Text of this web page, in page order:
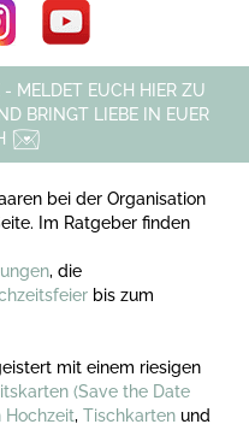
MELDET EUCH HIER ZU
BRINGT LIEBE IN EUER
bei der Organisation
Im Ratgeber finden
, die
bis zum
mit einem riesigen
(Save the Date
Hochzeit, Tischkarten und